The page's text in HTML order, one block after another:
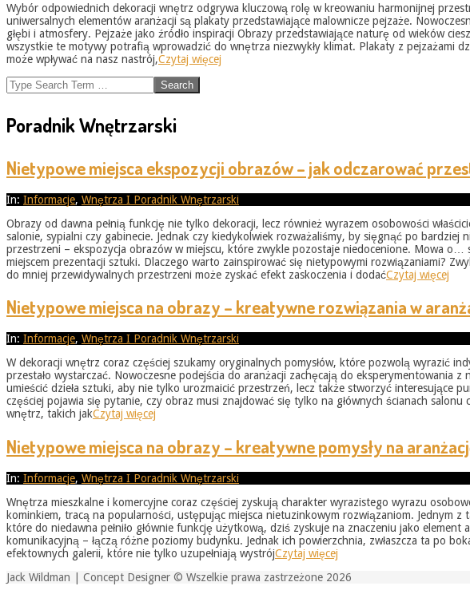
30
Wybór odpowiednich dekoracji wnętrz odgrywa kluczową rolę w kreowaniu harmonijnej
uniwersalnych elementów aranżacji są plakaty przedstawiające malownicze pejzaże.
głębi i atmosfery. Pejzaże jako źródło inspiracji Obrazy przedstawiające naturę od wieków
wszystkie te motywy potrafią wprowadzić do wnętrza niezwykły klimat. Plakaty z pejzażami
może wpływać na nasz nastrój,Czytaj więcej
Search
Poradnik Wnętrzarski
Nietypowe miejsca ekspozycji obrazów – jak odczarować
2026-
31
In: Informacje, Wnętrza I Poradnik Wnętrzarski
Obrazy od dawna pełnią funkcję nie tylko dekoracji, lecz również wyrazem osobowości
salonie, sypialni czy gabinecie. Jednak czy kiedykolwiek rozważaliśmy, by sięgnąć po
przestrzeni – ekspozycja obrazów w miejscu, które zwykle pozostaje niedocenione. Mowa
miejscem prezentacji sztuki. Dlaczego warto zainspirować się nietypowymi rozwiązaniami?
do mniej przewidywalnych przestrzeni może zyskać efekt zaskoczenia i dodaćCzytaj więcej
Nietypowe miejsca na obrazy – kreatywne rozwiązania w
2026-
31
In: Informacje, Wnętrza I Poradnik Wnętrzarski
W dekoracji wnętrz coraz częściej szukamy oryginalnych pomysłów, które pozwolą wyrazić
przestało wystarczać. Nowoczesne podejścia do aranżacji zachęcają do
umieścić dzieła sztuki, aby nie tylko urozmaicić przestrzeń, lecz także stworzyć interesujące
częściej pojawia się pytanie, czy obraz musi znajdować się tylko na głównych ścianach
wnętrz, takich jakCzytaj więcej
Nietypowe miejsca na obrazy – kreatywne pomysły na
2026-
31
In: Informacje, Wnętrza I Poradnik Wnętrzarski
Wnętrza mieszkalne i komercyjne coraz częściej zyskują charakter wyrazistego wyrazu
kominkiem, tracą na popularności, ustępując miejsca nietuzinkowym rozwiązaniom. Jednym
które do niedawna pełniło głównie funkcję użytkową, dziś zyskuje na znaczeniu jako
komunikacyjną – łączą różne poziomy budynku. Jednak ich powierzchnia, zwłaszcza ta po
efektownych galerii, które nie tylko uzupełniają wystrójCzytaj więcej
Jack Wildman | Concept Designer © Wszelkie prawa zastrzeżone 2026